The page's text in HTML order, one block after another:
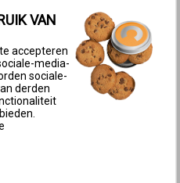
aangevraagd en volg de
Als je geen e-mail hebt
e-mailaccountgegevens
heeft geen
de e-mail als ongewenste
Controleer in dit
VAN
accepteren
media-
sociale-
derden